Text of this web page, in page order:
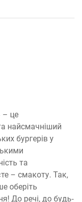
– це
найсмачніший
бургерів у
та
– смакоту. Так,
оберіть
До речі, до будь-